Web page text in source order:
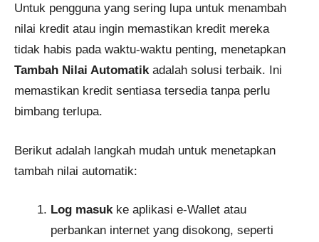
Untuk pengguna yang sering lupa untuk menambah
nilai kredit atau ingin memastikan kredit mereka
tidak habis pada waktu-waktu penting, menetapkan
Tambah Nilai Automatikadalah solusi terbaik. Ini
memastikan kredit sentiasa tersedia tanpa perlu
bimbang terlupa.
Berikut adalah langkah mudah untuk menetapkan
tambah nilai automatik:
Log masukke aplikasi e-Wallet atau
perbankan internet yang disokong, seperti